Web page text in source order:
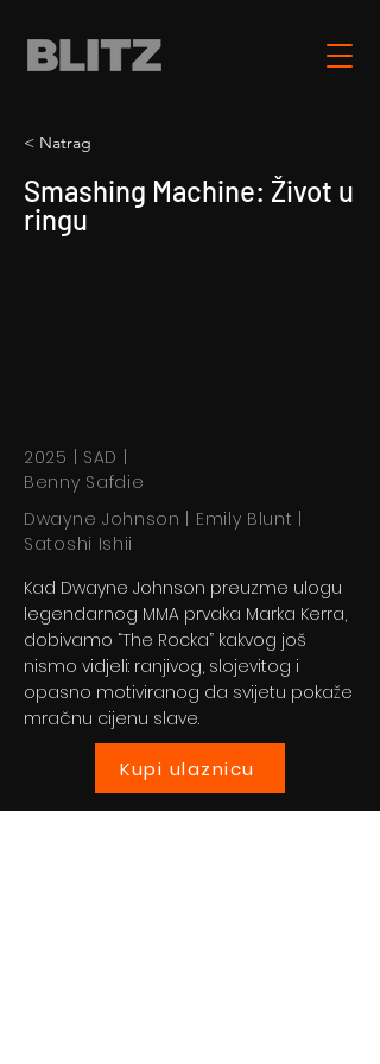
< Natrag
Smashing Machine: Život u
ringu
2025 | SAD |
Benny Safdie
Dwayne Johnson | Emily Blunt |
Satoshi Ishii
Kad Dwayne Johnson preuzme ulogu
legendarnog MMA prvaka Marka Kerra,
dobivamo “The Rocka” kakvog još
nismo vidjeli: ranjivog, slojevitog i
opasno motiviranog da svijetu pokaže
mračnu cijenu slave.
Kupi ulaznicu